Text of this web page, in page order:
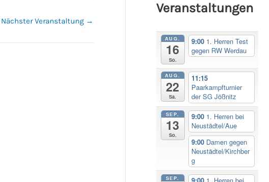
Nächster Veranstaltung →
Veranstaltungen
AUG.
16
So.
9:00 1. Herren Test
gegen RW Werdau
AUG.
22
Sa.
11:15
Paarkampfturnier
der SG Jößnitz
SEP.
13
So.
9:00 1. Herren bei
Neustädtel/Aue
9:00 Damen gegen
Neustädtel/Kirchber
g
SEP.